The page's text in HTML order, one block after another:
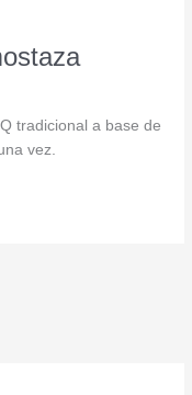
tradicional a base de
vez.